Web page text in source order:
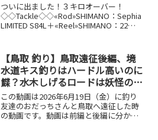
ついに出ました！３キロオーバー！
◇◇Tackle◇◇«Rod»SHIMANO：Sephia
LIMITED S84L＋«Reel»SHIMANO：22
【鳥取 釣り】鳥取遠征後編、境
水道キス釣りはハードル高いのに
鰈？水木しげるロードは妖怪の
町！
この動画は2026年6月19日（金）に釣り
友達のおだっちさんと鳥取へ遠征した時
の動画です。動画は前編と後編に分かれ